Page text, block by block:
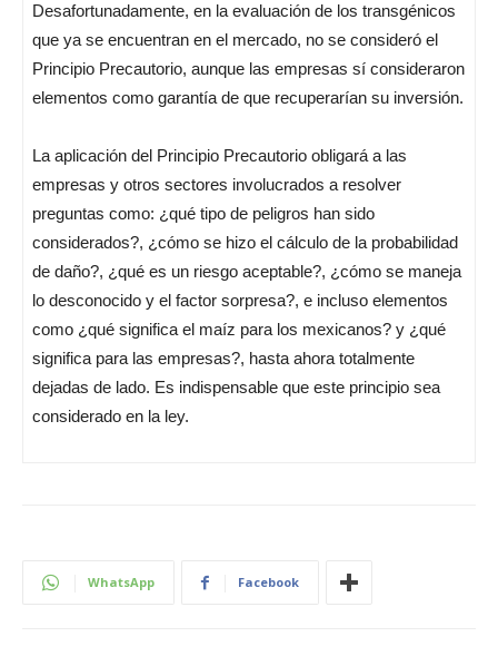
Desafortunadamente, en la evaluación de los transgénicos
que ya se encuentran en el mercado, no se consideró el
Principio Precautorio, aunque las empresas sí consideraron
elementos como garantía de que recuperarían su inversión.
La aplicación del Principio Precautorio obligará a las
empresas y otros sectores involucrados a resolver
preguntas como: ¿qué tipo de peligros han sido
considerados?, ¿cómo se hizo el cálculo de la probabilidad
de daño?, ¿qué es un riesgo aceptable?, ¿cómo se maneja
lo desconocido y el factor sorpresa?, e incluso elementos
como ¿qué significa el maíz para los mexicanos? y ¿qué
significa para las empresas?, hasta ahora totalmente
dejadas de lado. Es indispensable que este principio sea
considerado en la ley.
WhatsApp Facebook